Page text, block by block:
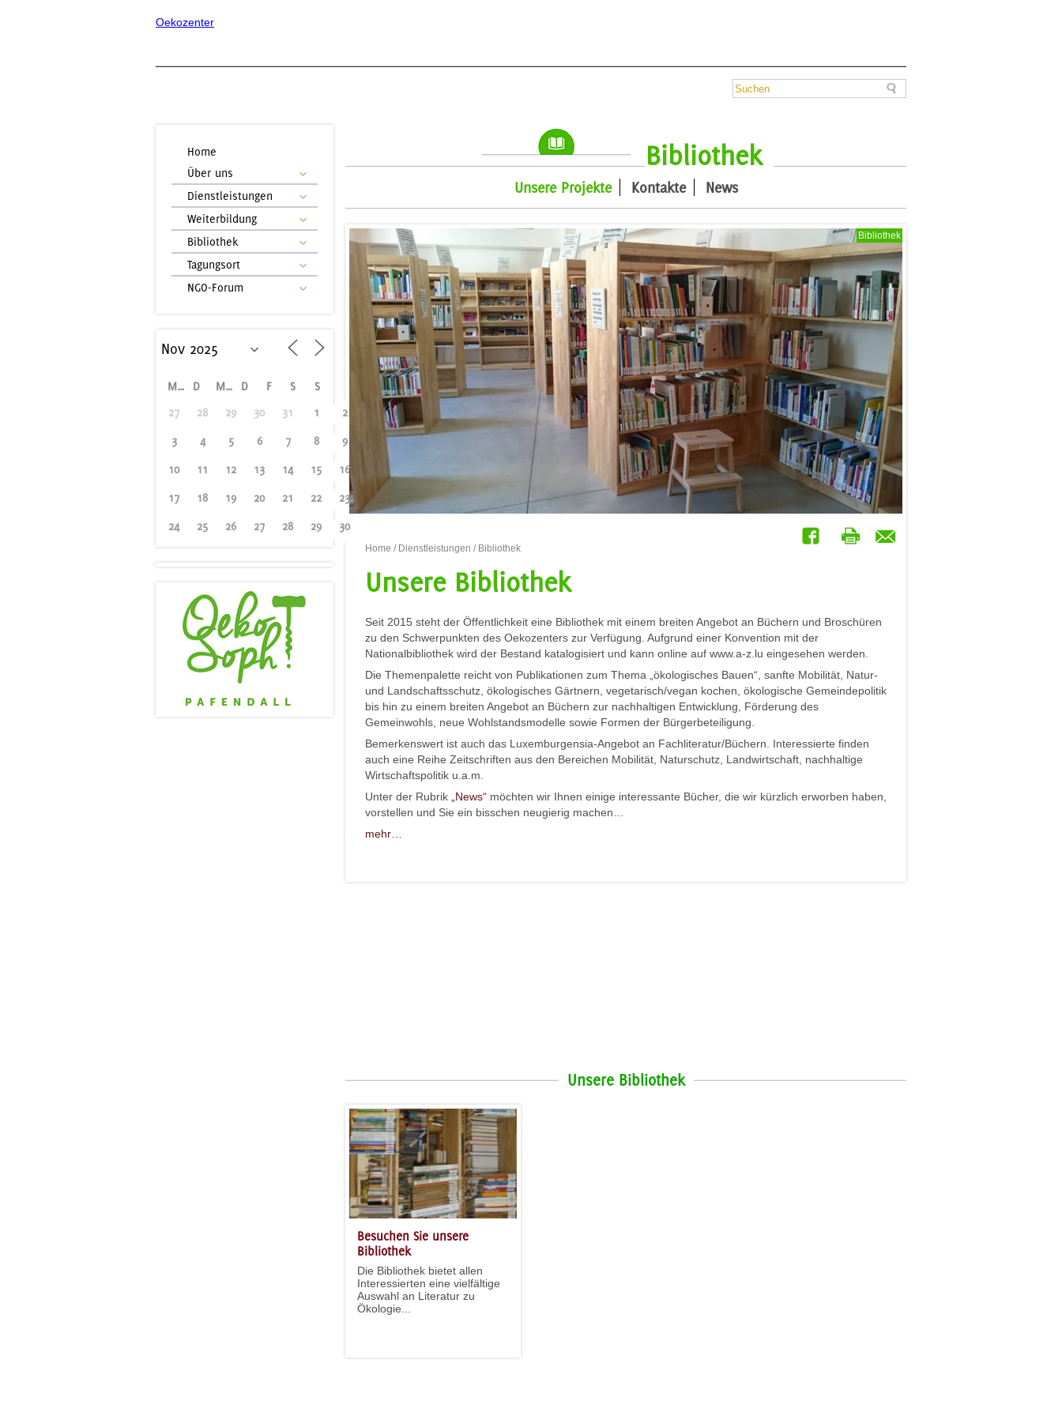
Oekozenter
Home
Über uns
Dienstleistungen
Weiterbildung
Bibliothek
Tagungsort
NGO-Forum
M D M D F S
S
27
28 29 30 31 1 2
3 4 5 6 7 8 9
10 11 12 13 14 15 16
17 18 19 20 21 22 23
24 25 26 27 28 29 30
Bibliothek
Unsere Projekte Kontakte News
Bibliothek
Home / Dienstleistungen / Bibliothek
Unsere Bibliothek
Seit 2015 steht der Öffentlichkeit eine Bibliothek mit einem breiten Angebot an Büchern und Broschüren
zu den Schwerpunkten des Oekozenters zur Verfügung. Aufgrund einer Konvention mit der
Nationalbibliothek wird der Bestand katalogisiert und kann online auf www.a-z.lu eingesehen werden.
Die Themenpalette reicht von Publikationen zum Thema „ökologisches Bauen“, sanfte Mobilität, Natur-
und Landschaftsschutz, ökologisches Gärtnern, vegetarisch/vegan kochen, ökologische Gemeindepolitik
bis hin zu einem breiten Angebot an Büchern zur nachhaltigen Entwicklung, Förderung des
Gemeinwohls, neue Wohlstandsmodelle sowie Formen der Bürgerbeteiligung.
Bemerkenswert ist auch das Luxemburgensia-Angebot an Fachliteratur/Büchern. Interessierte finden
auch eine Reihe Zeitschriften aus den Bereichen Mobilität, Naturschutz, Landwirtschaft, nachhaltige
Wirtschaftspolitik u.a.m.
Unter der Rubrik
„News“ möchten wir Ihnen einige interessante Bücher, die wir kürzlich erworben haben,
vorstellen und Sie ein bisschen neugierig machen…
mehr…
Unsere Bibliothek
Besuchen Sie unsere
Bibliothek
Die Bibliothek bietet allen
Interessierten eine vielfältige
Auswahl an Literatur zu
Ökologie...